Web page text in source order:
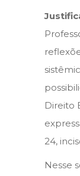
Direito
24,
Nesse